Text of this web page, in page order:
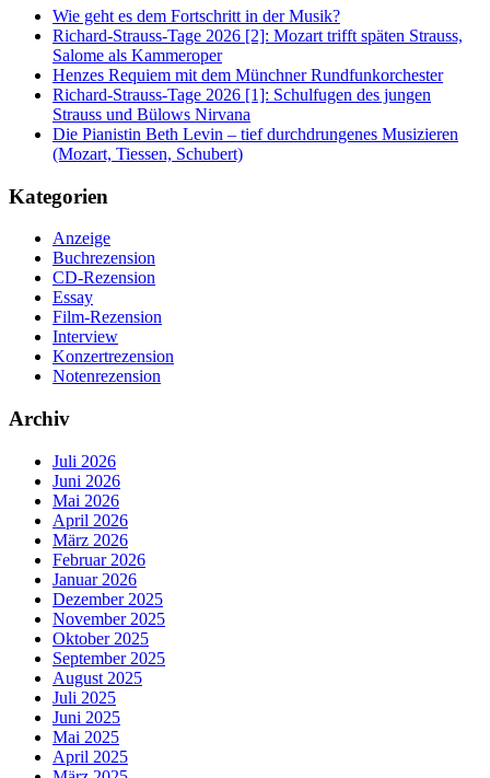
Wie geht es dem Fortschritt in der Musik?
Richard-Strauss-Tage 2026 [2]: Mozart trifft späten Strauss,
Salome als Kammeroper
Henzes Requiem mit dem Münchner Rundfunkorchester
Richard-Strauss-Tage 2026 [1]: Schulfugen des jungen
Strauss und Bülows Nirvana
Die Pianistin Beth Levin – tief durchdrungenes Musizieren
(Mozart, Tiessen, Schubert)
Kategorien
Anzeige
Buchrezension
CD-Rezension
Essay
Film-Rezension
Interview
Konzertrezension
Notenrezension
Archiv
Juli 2026
Juni 2026
Mai 2026
April 2026
März 2026
Februar 2026
Januar 2026
Dezember 2025
November 2025
Oktober 2025
September 2025
August 2025
Juli 2025
Juni 2025
Mai 2025
April 2025